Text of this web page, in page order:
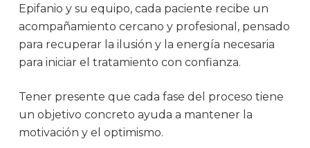
Epifanio y su equipo, cada paciente recibe un
acompañamiento cercano y profesional, pensado
para recuperar la ilusión y la energía necesaria
para iniciar el tratamiento con confianza.
Tener presente que cada fase del proceso tiene
un objetivo concreto ayuda a mantener la
motivación y el optimismo.